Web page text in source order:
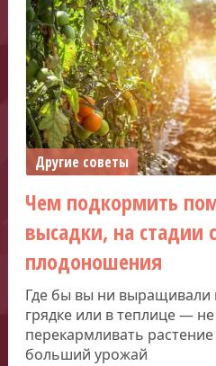
Другие советы
Чем подкормить
высадки, на стадии
плодоношения
Где бы вы ни
грядке или в теплице — не
перекармливать
больший урожай